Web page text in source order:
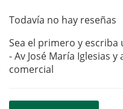
Todavía no hay reseñas
Sea el primero y escriba
- Av José María Iglesias
comercial